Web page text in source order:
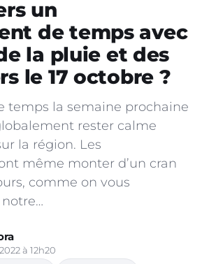
un
de temps avec
la pluie et des
le 17 octobre ?
temps la semaine prochaine
rester calme
la région. Les
même monter d’un cran
comme on vous
à 12h20